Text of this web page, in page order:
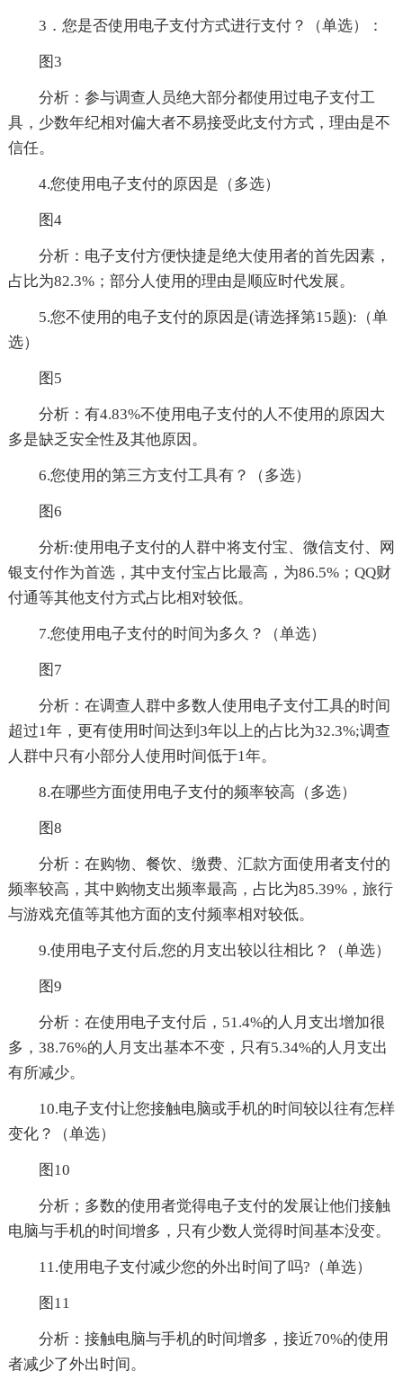
3．您是否使用电子支付方式进行支付？（单选）：
图3
分析：参与调查人员绝大部分都使用过电子支付工
具，少数年纪相对偏大者不易接受此支付方式，理由是不
信任。
4.您使用电子支付的原因是（多选）
图4
分析：电子支付方便快捷是绝大使用者的首先因素，
占比为82.3%；部分人使用的理由是顺应时代发展。
5.您不使用的电子支付的原因是(请选择第15题):（单
选）
图5
分析：有4.83%不使用电子支付的人不使用的原因大
多是缺乏安全性及其他原因。
6.您使用的第三方支付工具有？（多选）
图6
分析:使用电子支付的人群中将支付宝、微信支付、网
银支付作为首选，其中支付宝占比最高，为86.5%；QQ财
付通等其他支付方式占比相对较低。
7.您使用电子支付的时间为多久？（单选）
图7
分析：在调查人群中多数人使用电子支付工具的时间
超过1年，更有使用时间达到3年以上的占比为32.3%;调查
人群中只有小部分人使用时间低于1年。
8.在哪些方面使用电子支付的频率较高（多选）
图8
分析：在购物、餐饮、缴费、汇款方面使用者支付的
频率较高，其中购物支出频率最高，占比为85.39%，旅行
与游戏充值等其他方面的支付频率相对较低。
9.使用电子支付后,您的月支出较以往相比？（单选）
图9
分析：在使用电子支付后，51.4%的人月支出增加很
多，38.76%的人月支出基本不变，只有5.34%的人月支出
有所减少。
10.电子支付让您接触电脑或手机的时间较以往有怎样
变化？（单选）
图10
分析；多数的使用者觉得电子支付的发展让他们接触
电脑与手机的时间增多，只有少数人觉得时间基本没变。
11.使用电子支付减少您的外出时间了吗?（单选）
图11
分析：接触电脑与手机的时间增多，接近70%的使用
者减少了外出时间。